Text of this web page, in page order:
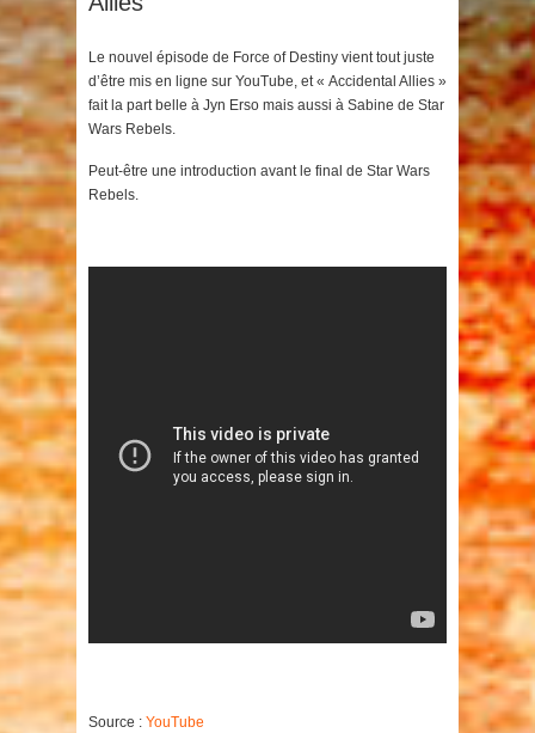
Le nouvel épisode de Force of Destiny vient tout juste
d’être mis en ligne sur YouTube, et « Accidental Allies »
fait la part belle à Jyn Erso mais aussi à Sabine de Star
Wars Rebels.
Peut-être une introduction avant le final de Star Wars
Rebels.
Source : YouTube